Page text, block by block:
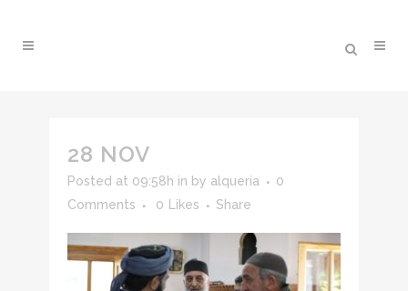
28 NOV
Posted at 09:58h in by alqueria
0
Comments
0 Likes Share